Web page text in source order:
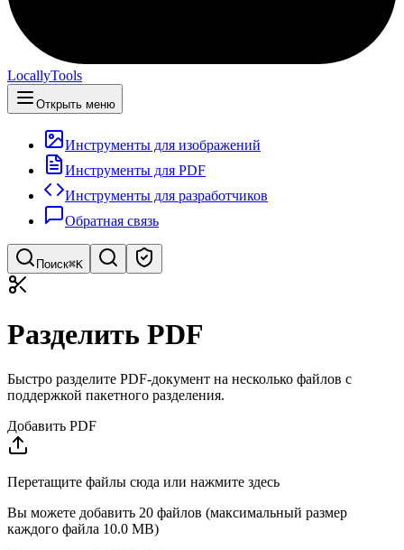
LocallyTools
Открыть меню
Инструменты для изображений
Инструменты для PDF
Инструменты для разработчиков
Обратная связь
Поиск⌘K
Быстрый поиск инструментов
Разделить PDF
Быстро разделите PDF-документ на несколько файлов с
поддержкой пакетного разделения.
Добавить PDF
Перетащите файлы сюда или нажмите здесь
Вы можете добавить 20 файлов (максимальный размер
каждого файла 10.0 MB)